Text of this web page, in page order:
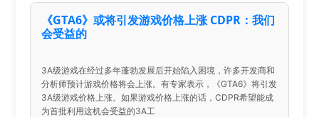
《GTA6》或将引发游戏价格上涨 CDPR：我们
会受益的
3A级游戏在经过多年蓬勃发展后开始陷入困境，许多开发商和
分析师预计游戏价格将会上涨。有专家表示，《GTA6》将引发
3A级游戏价格上涨。如果游戏价格上涨的话，CDPR希望能成
为首批利用这机会受益的3A工